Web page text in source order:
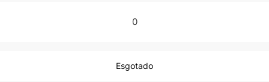
0
Esgotado